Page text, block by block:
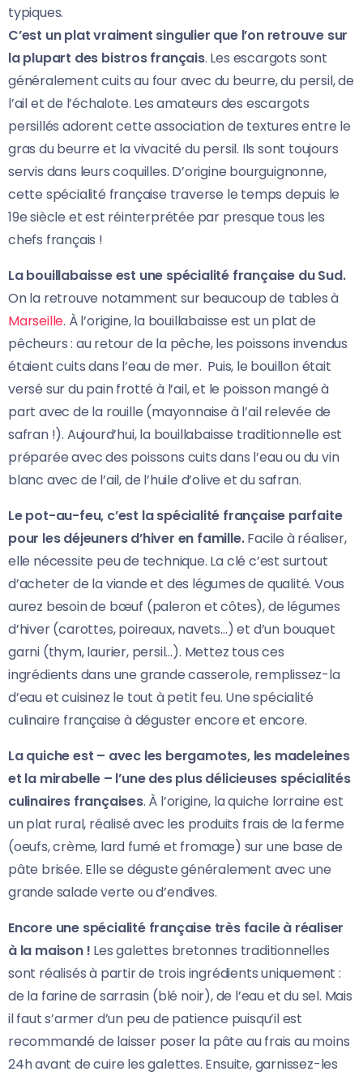
typiques.
C’est un plat vraiment singulier que l’on retrouve sur
la plupart des bistros français. Les escargots sont
généralement cuits au four avec du beurre, du persil, de
l’ail et de l’échalote. Les amateurs des escargots
persillés adorent cette association de textures entre le
gras du beurre et la vivacité du persil. Ils sont toujours
servis dans leurs coquilles. D’origine bourguignonne,
cette spécialité française traverse le temps depuis le
19e siècle et est réinterprétée par presque tous les
chefs français !
La bouillabaisse est une spécialité française du Sud.
On la retrouve notamment sur beaucoup de tables à
Marseille. À l’origine, la bouillabaisse est un plat de
pêcheurs : au retour de la pêche, les poissons invendus
étaient cuits dans l’eau de mer. Puis, le bouillon était
versé sur du pain frotté à l’ail, et le poisson mangé à
part avec de la rouille (mayonnaise à l’ail relevée de
safran !). Aujourd’hui, la bouillabaisse traditionnelle est
préparée avec des poissons cuits dans l’eau ou du vin
blanc avec de l’ail, de l’huile d’olive et du safran.
Le pot-au-feu, c’est la spécialité française parfaite
pour les déjeuners d’hiver en famille.Facile à réaliser,
elle nécessite peu de technique. La clé c’est surtout
d’acheter de la viande et des légumes de qualité. Vous
aurez besoin de bœuf (paleron et côtes), de légumes
d’hiver (carottes, poireaux, navets…) et d’un bouquet
garni (thym, laurier, persil…). Mettez tous ces
ingrédients dans une grande casserole, remplissez-la
d’eau et cuisinez le tout à petit feu. Une spécialité
culinaire française à déguster encore et encore.
La quiche est – avec les bergamotes, les madeleines
et la mirabelle – l’une des plus délicieuses spécialités
culinaires françaises. À l’origine, la quiche lorraine est
un plat rural, réalisé avec les produits frais de la ferme
(oeufs, crème, lard fumé et fromage) sur une base de
pâte brisée. Elle se déguste généralement avec une
grande salade verte ou d’endives.
Encore une spécialité française très facile à réaliser
à la maison ! Les galettes bretonnes traditionnelles
sont réalisés à partir de trois ingrédients uniquement :
de la farine de sarrasin (blé noir), de l’eau et du sel. Mais
il faut s’armer d’un peu de patience puisqu’il est
recommandé de laisser poser la pâte au frais au moins
24h avant de cuire les galettes. Ensuite, garnissez-les